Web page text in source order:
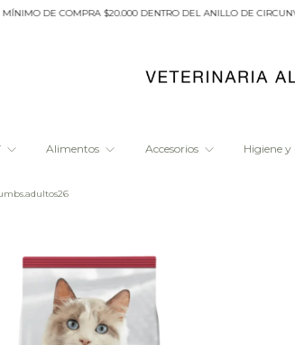
DE COMPRA $20.000 DENTRO DEL ANILLO DE
Alimentos Accesorios Higiene y